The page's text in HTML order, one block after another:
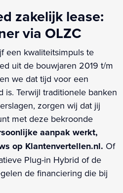
zakelijk lease:
via OLZC
een kwaliteitsimpuls te
uit de bouwjaren 2019 t/m
we dat tijd voor een
is. Terwijl traditionele banken
zorgen wij dat jij
met deze bekroonde
aanpak werkt,
op Klantenvertellen.nl. Of
Plug-in Hybrid of de
de financiering die bij